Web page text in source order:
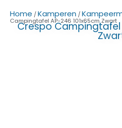
Home /Kamperen /
Campingtafel AP-246 101x65cm Zwart
Crespo Campingtafel